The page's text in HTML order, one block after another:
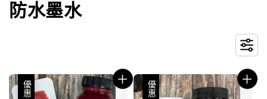
防水墨水
優惠 優惠